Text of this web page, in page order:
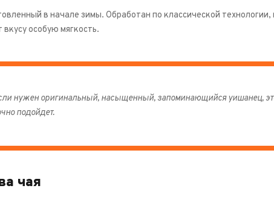
в начале зимы. Обработан по классической
особую мягкость.
нужен оригинальный, насыщенный, запоминающийся уишанец,
подойдет.
чая